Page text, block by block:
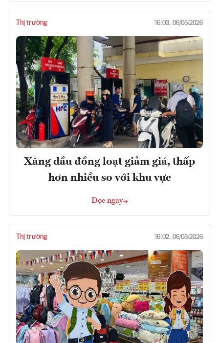
Thị trường 16:03, 06/08/2026
Xăng dầu đồng loạt giảm giá, thấp
hơn nhiều so với khu vực
Đọc ngay
Thị trường 16:02, 06/08/2026